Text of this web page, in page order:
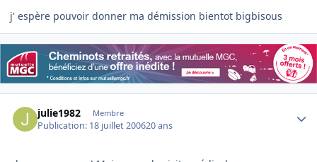
j' espère pouvoir donner ma démission bientot bigbisous
julie1982 Membre
Publication: 18 juillet 200620 ans